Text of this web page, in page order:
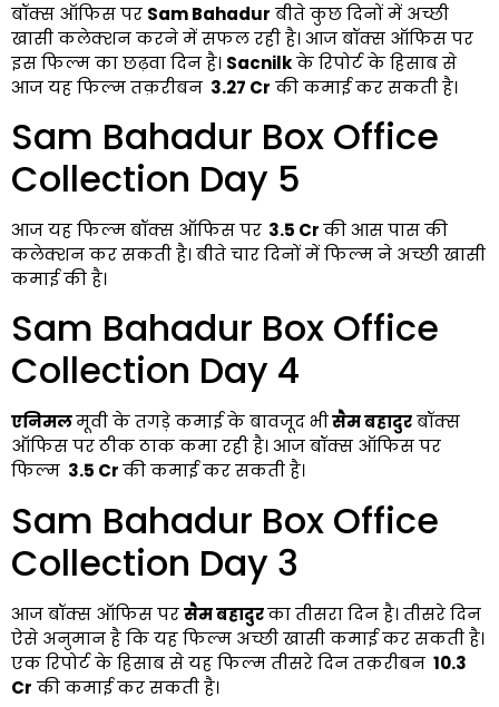
बॉक्स ऑफिस पर Sam Bahadur बीते कुछ दिनों में अच्छी
खासी कलेक्शन करने में सफल रही है। आज बॉक्स ऑफिस पर
इस फिल्म का छढ़वा दिन है। Sacnilkके रिपोर्ट के हिसाब से
आज यह फिल्म तक़रीबन ₹ 3.27 Cr की कमाई कर सकती है।
Sam Bahadur Box Office
Collection Day 5
आज यह फिल्म बॉक्स ऑफिस पर ₹ 3.5 Crकी आस पास की
कलेक्शन कर सकती है। बीते चार दिनों में फिल्म ने अच्छी खासी
कमाई की है।
Sam Bahadur Box Office
Collection Day 4
एनिमलमूवी के तगड़े कमाई के बावजूद भीसैम बहादुरबॉक्स
ऑफिस पर ठीक ठाक कमा रही है। आज बॉक्स ऑफिस पर
फिल्म ₹ 3.5 Crकी कमाई कर सकतीहै।
Sam Bahadur Box Office
Collection Day 3
आज बॉक्स ऑफिस परसैम बहादुरका तीसरा दिन है। तीसरे दिन
ऐसे अनुमान है कि यह फिल्म अच्छी खासी कमाई कर सकती है।
एक रिपोर्ट के हिसाब से यह फिल्म तीसरे दिन तक़रीबन ₹ 10.3
Cr की कमाई कर सकतीहै।